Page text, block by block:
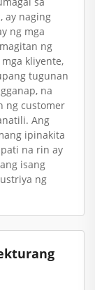
ay naging
ng mga
ng
kliyente,
tugunan
na
ng customer
Ang
ipinakita
na rin ay
isang
ng